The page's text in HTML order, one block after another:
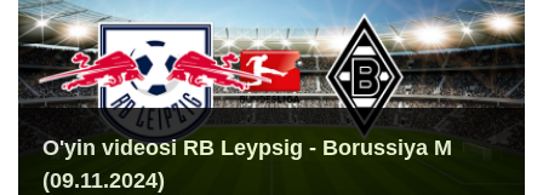
O'yin videosi RB Leypsig - Borussiya M
(09.11.2024)